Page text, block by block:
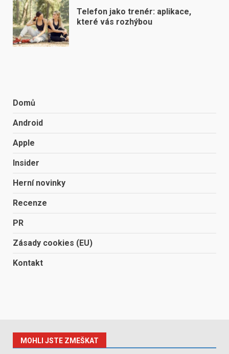
Telefon jako trenér: aplikace,
které vás rozhýbou
Domů
Android
Apple
Insider
Herní novinky
Recenze
PR
Zásady cookies (EU)
Kontakt
MOHLI JSTE ZMEŠKAT